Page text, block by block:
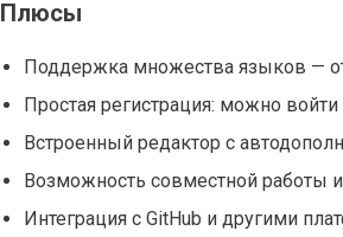
Плюсы
Поддержка множества языков —
Простая регистрация: можно войти
Встроенный редактор с
Возможность совместной работы
Интеграция с GitHub и другими